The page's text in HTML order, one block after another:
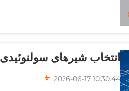
انتخاب شیرهای سولنوئیدی ۳ راهه در مقابل ۵ راهه: راهنمای فنی | AIRWORK
2026-06-17 10:30:44